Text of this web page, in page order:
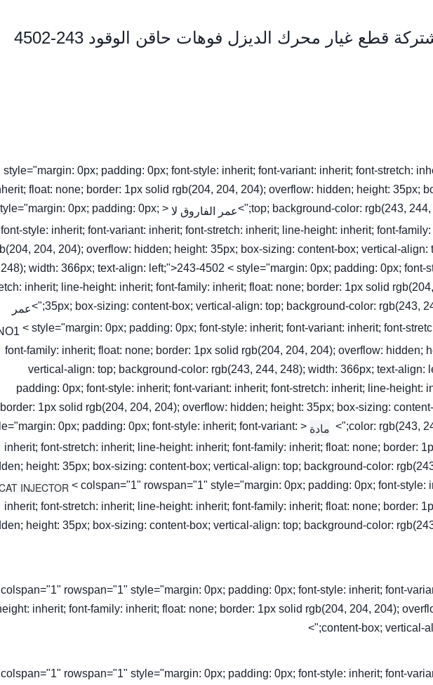
حاقن السكة الحديدية المشتركة قطع غيار محرك الديزل فوهات حاقن الوقود 243-4502
< style="margin: 0px; padding: 0px; font-style: inherit; font-variant: inherit; font-stretch:
float: none; border: 1px solid rgb(204, 204, 204); overflow: hidden; height: 35px;
top; background-color: rgb(243, 244,
عمر الفاروق لا
style="margin: 0px; padding: 0px;
font-style: inherit; font-variant: inherit; font-stretch: inherit; line-height: inherit; font-
204, 204); overflow: hidden; height: 35px; box-sizing: content-box; vertical-
248); width: 366px; text-align: left;">243-4502 < style="margin: 0px; padding: 0px; font-
inherit; line-height: inherit; font-family: inherit; float: none; border: 1px solid
35px; box-sizing: content-box; vertical-align: top; background-color: rgb(243,
عمر
< style="margin: 0px; padding: 0px; font-style: inherit; font-variant: inherit; font-
font-family: inherit; float: none; border: 1px solid rgb(204, 204, 204); overflow: hidden;
vertical-align: top; background-color: rgb(243, 244, 248); width: 366px; text-align:
padding: 0px; font-style: inherit; font-variant: inherit; font-stretch: inherit; line-height:
border: 1px solid rgb(204, 204, 204); overflow: hidden; height: 35px; box-sizing:
color: rgb(243,
مادة
0px; padding: 0px; font-style: inherit; font-variant:
inherit; font-stretch: inherit; line-height: inherit; font-family: inherit; float: none; border:
height: 35px; box-sizing: content-box; vertical-align: top; background-color:
< colspan="1" rowspan="1" style="margin: 0px; padding: 0px; font-style:
inherit; font-stretch: inherit; line-height: inherit; font-family: inherit; float: none; border:
height: 35px; box-sizing: content-box; vertical-align: top; background-color:
< colspan="1" rowspan="1" style="margin: 0px; padding: 0px; font-style: inherit; font-
inherit; font-family: inherit; float: none; border: 1px solid rgb(204, 204, 204);
content-box; vertical-
< colspan="1" rowspan="1" style="margin: 0px; padding: 0px; font-style: inherit; font-